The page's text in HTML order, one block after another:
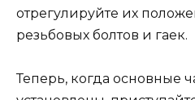
отрегулируйте их
резьбовых болтов и гаек.
Теперь, когда основные